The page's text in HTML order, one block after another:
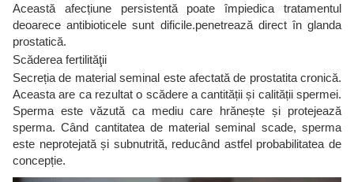
Această afecțiune persistentă poate împiedica tratamentul
deoarece antibioticele sunt dificile.penetrează direct în glanda
prostatică.
Scăderea fertilităţii
Secreția de material seminal este afectată de prostatita cronică.
Aceasta are ca rezultat o scădere a cantității și calității spermei.
Sperma este văzută ca mediu care hrănește și protejează
sperma. Când cantitatea de material seminal scade, sperma
este neprotejată și subnutrită, reducând astfel probabilitatea de
concepție.